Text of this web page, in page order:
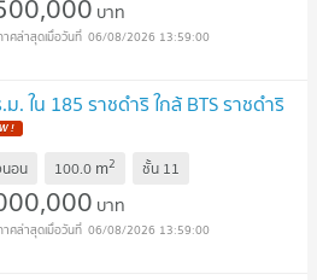
บาท
06/08/2026 13:59:00
ใน 185 ราชดำริ ใกล้ BTS ราชดำริ
!
อน 100.0 m2 ชั้น 11
บาท
06/08/2026 13:59:00